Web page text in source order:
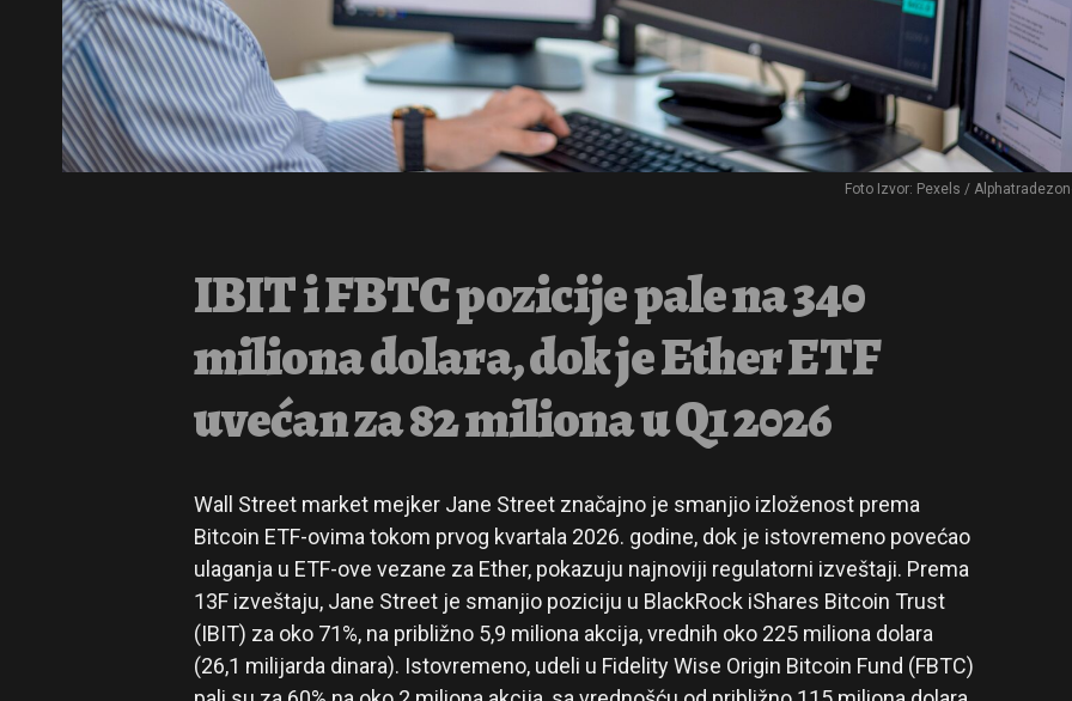
Foto Izvor: Pexels /
IBIT i FBTC pozicije pale na 340
miliona dolara, dok je Ether ETF
uvećan za 82 miliona u Q1 2026
Wall Street market mejker Jane Street značajno je smanjio izloženost prema
Bitcoin ETF-ovima tokom prvog kvartala 2026. godine, dok je istovremeno povećao
ulaganja u ETF-ove vezane za Ether, pokazuju najnoviji regulatorni izveštaji. Prema
13F izveštaju, Jane Street je smanjio poziciju u BlackRock iShares Bitcoin Trust
(IBIT) za oko 71%, na približno 5,9 miliona akcija, vrednih oko 225 miliona dolara
(26,1 milijarda dinara). Istovremeno, udeli u Fidelity Wise Origin Bitcoin Fund (FBTC)